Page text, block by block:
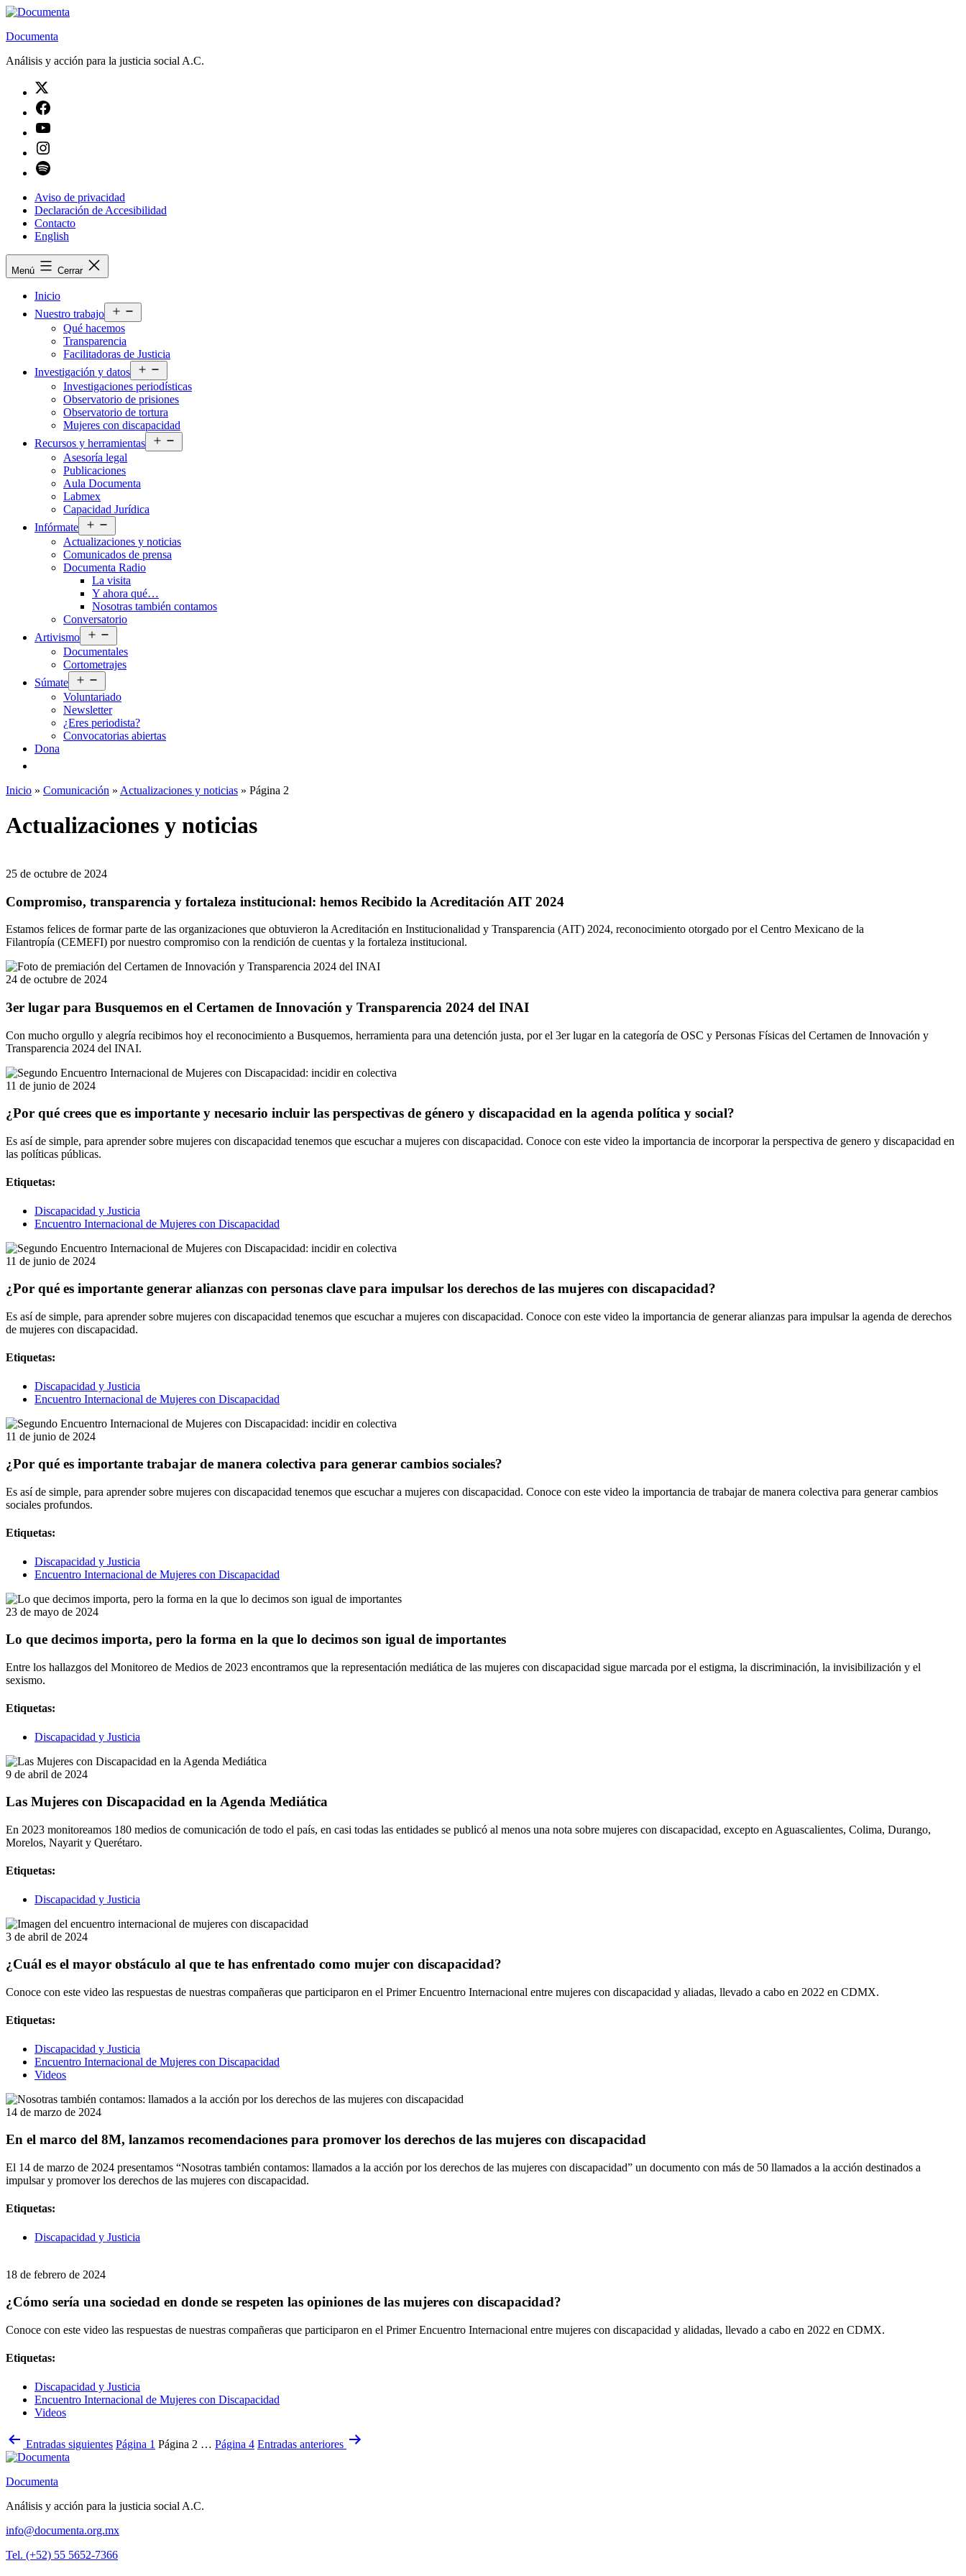
Saltar
contenido
Documenta
Análisis y acción para la justicia social A.C.
Aviso de privacidad
Declaración de Accesibilidad
Contacto
English
Menú Cerrar
Inicio
Nuestro trabajo
el
Qué hacemos
Transparencia
Facilitadoras de Justicia
Investigación y datos
el
menú
Investigaciones periodísticas
Observatorio de prisiones
Observatorio de tortura
Mujeres con discapacidad
Recursos y herramientas
el
Asesoría legal
Publicaciones
Aula Documenta
Labmex
Capacidad Jurídica
Infórmate
el
menú
Actualizaciones y noticias
Comunicados de prensa
Documenta Radio
La visita
Y ahora qué…
Nosotras también contamos
Conversatorio
Artivismo
el
menú
Documentales
Cortometrajes
Súmate
el
menú
Voluntariado
Newsletter
¿Eres periodista?
Convocatorias abiertas
Dona
Inicio » Comunicación » Actualizaciones y noticias » Página 2
Actualizaciones y noticias
25 de octubre de 2024
Compromiso, transparencia y fortaleza institucional: hemos Recibido la Acreditación AIT 2024
Estamos felices de formar parte de las organizaciones que obtuvieron la Acreditación en Institucionalidad y Transparencia (AIT) 2024, reconocimiento otorgado por el Centro Mexicano de la
Filantropía (CEMEFI) por nuestro compromiso con la rendición de cuentas y la fortaleza institucional.
24 de octubre de 2024
3er lugar para Busquemos en el Certamen de Innovación y Transparencia 2024 del INAI
Con mucho orgullo y alegría recibimos hoy el reconocimiento a Busquemos, herramienta para una detención justa, por el 3er lugar en la categoría de OSC y Personas Físicas del Certamen de Innovación y
Transparencia 2024 del INAI.
11 de junio de 2024
¿Por qué crees que es importante y necesario incluir las perspectivas de género y discapacidad en la agenda política y social?
Es así de simple, para aprender sobre mujeres con discapacidad tenemos que escuchar a mujeres con discapacidad. Conoce con este video la importancia de incorporar la perspectiva de genero y discapacidad en
las políticas públicas.
Etiquetas:
Discapacidad y Justicia
Encuentro Internacional de Mujeres con Discapacidad
11 de junio de 2024
¿Por qué es importante generar alianzas con personas clave para impulsar los derechos de las mujeres con discapacidad?
Es así de simple, para aprender sobre mujeres con discapacidad tenemos que escuchar a mujeres con discapacidad. Conoce con este video la importancia de generar alianzas para impulsar la agenda de derechos
de mujeres con discapacidad.
Etiquetas:
Discapacidad y Justicia
Encuentro Internacional de Mujeres con Discapacidad
11 de junio de 2024
¿Por qué es importante trabajar de manera colectiva para generar cambios sociales?
Es así de simple, para aprender sobre mujeres con discapacidad tenemos que escuchar a mujeres con discapacidad. Conoce con este video la importancia de trabajar de manera colectiva para generar cambios
sociales profundos.
Etiquetas:
Discapacidad y Justicia
Encuentro Internacional de Mujeres con Discapacidad
23 de mayo de 2024
Lo que decimos importa, pero la forma en la que lo decimos son igual de importantes
Entre los hallazgos del Monitoreo de Medios de 2023 encontramos que la representación mediática de las mujeres con discapacidad sigue marcada por el estigma, la discriminación, la invisibilización y el
sexismo.
Etiquetas:
Discapacidad y Justicia
9 de abril de 2024
Las Mujeres con Discapacidad en la Agenda Mediática
En 2023 monitoreamos 180 medios de comunicación de todo el país, en casi todas las entidades se publicó al menos una nota sobre mujeres con discapacidad, excepto en Aguascalientes, Colima, Durango,
Morelos, Nayarit y Querétaro.
Etiquetas:
Discapacidad y Justicia
3 de abril de 2024
¿Cuál es el mayor obstáculo al que te has enfrentado como mujer con discapacidad?
Conoce con este video las respuestas de nuestras compañeras que participaron en el Primer Encuentro Internacional entre mujeres con discapacidad y aliadas, llevado a cabo en 2022 en CDMX.
Etiquetas:
Discapacidad y Justicia
Encuentro Internacional de Mujeres con Discapacidad
Videos
14 de marzo de 2024
En el marco del 8M, lanzamos recomendaciones para promover los derechos de las mujeres con discapacidad
El 14 de marzo de 2024 presentamos “Nosotras también contamos: llamados a la acción por los derechos de las mujeres con discapacidad” un documento con más de 50 llamados a la acción destinados a
impulsar y promover los derechos de las mujeres con discapacidad.
Etiquetas:
Discapacidad y Justicia
18 de febrero de 2024
¿Cómo sería una sociedad en donde se respeten las opiniones de las mujeres con discapacidad?
Conoce con este video las respuestas de nuestras compañeras que participaron en el Primer Encuentro Internacional entre mujeres con discapacidad y alidadas, llevado a cabo en 2022 en CDMX.
Etiquetas:
Discapacidad y Justicia
Encuentro Internacional de Mujeres con Discapacidad
Videos
Paginación
de
entradas
Entradas siguientes Página 1 Página 2 … Página 4 Entradas anteriores
Documenta
Análisis y acción para la justicia social A.C.
info@documenta.org.mx
Tel. (+52) 55 5652-7366